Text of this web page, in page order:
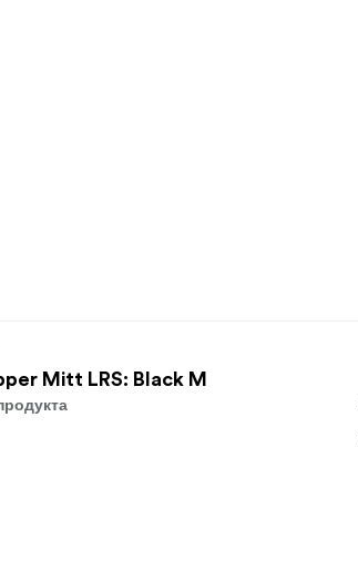
Mitt LRS: Black M